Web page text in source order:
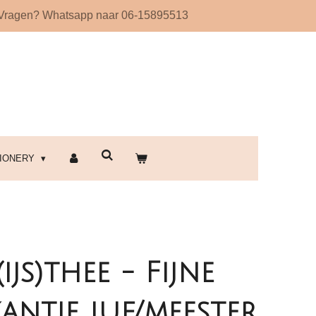
Whatsapp naar 06-15895513
- Fijne